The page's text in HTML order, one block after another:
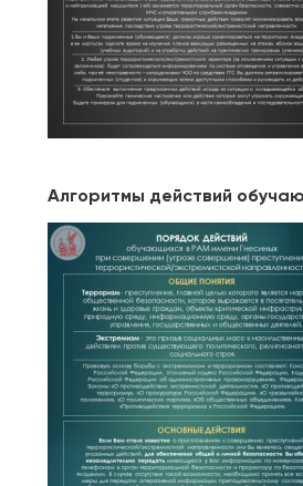
Алгоритмы действий